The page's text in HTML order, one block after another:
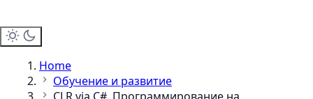
Home
Обучение и развитие